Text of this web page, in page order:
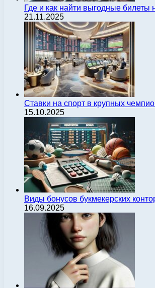
Где и как найти выгодные билеты
21.11.2025
Ставки на спорт в крупных
15.10.2025
Виды бонусов букмекерских
16.09.2025